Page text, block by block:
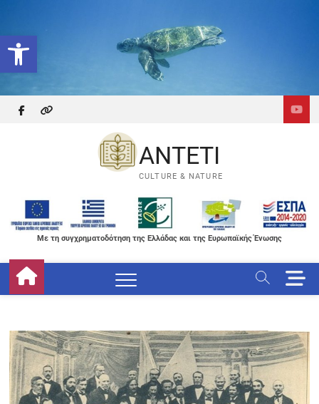
Ανοίξτε τη γραμμή εργαλείων
content
facebook
themefreesia
ANTETI
CULTURE & NATURE
Με τη συγχρηματοδότηση της Ελλάδας και της Ευρωπαϊκής Ένωσης
M
e
B
u
t
o